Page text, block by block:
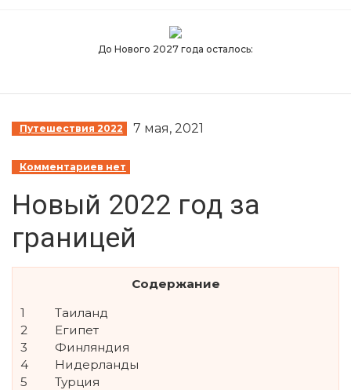
t
t
e
o
t
e
↷
До Нового 2027 года осталось:
Путешествия 2022 7 мая, 2021
Комментариев нет
Новый 2022 год за
границей
Содержание
1
Таиланд
2
Египет
3
Финляндия
4
Нидерланды
5
Турция